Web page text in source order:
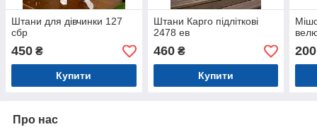
Штани для дівчинки 127
сбр
450 ₴
Купити
Штани Карго підліткові
2478 ев
460₴
Купити
200
Про нас